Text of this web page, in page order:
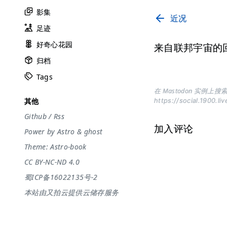
影集
足迹
好奇心花园
归档
Tags
其他
Github/ Rss
Power byAstro & ghost
Theme:Astro-book
CC BY-NC-ND 4.0
蜀ICP备16022135号-2
本站由又拍云提供云储存服务
近况
来自联邦宇宙的
在 Mastodon 实例上搜
https://
加入评论